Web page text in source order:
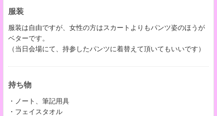
服装
服装は自由ですが、女性の方はスカートよりもパンツ姿のほうが
ベターです。
（当日会場にて、持参したパンツに着替えて頂いてもいいです）
持ち物
・ノート、筆記用具
・フェイスタオル